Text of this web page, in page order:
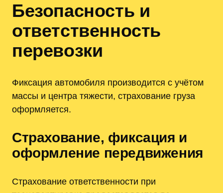
Безопасность и
ответственность
перевозки
Фиксация автомобиля производится с учётом
массы и центра тяжести, страхование груза
оформляется.
Страхование, фиксация и
оформление передвижения
Страхование ответственности при